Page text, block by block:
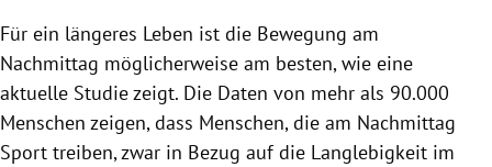
Für ein längeres Leben ist die Bewegung am
Nachmittag möglicherweise am besten, wie eine
aktuelle Studie zeigt. Die Daten von mehr als 90.000
Menschen zeigen, dass Menschen, die am Nachmittag
Sport treiben, zwar in Bezug auf die Langlebigkeit im